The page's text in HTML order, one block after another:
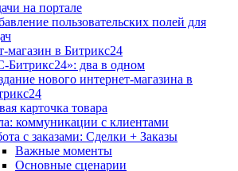
на портале
пользовательских полей для
магазин в Битрикс24
Битрикс24»: два в одном
нового интернет-магазина в
карточка товара
коммуникации с клиентами
с заказами: Сделки + Заказы
Важные моменты
Основные сценарии